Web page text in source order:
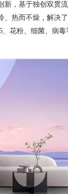
，基于独创双贯
热而不燥，解决
花粉、细菌、病